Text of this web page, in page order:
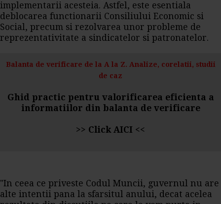
implementarii acesteia. Astfel, este esentiala
deblocarea functionarii Consiliului Economic si
Social, precum si rezolvarea unor probleme de
reprezentativitate a sindicatelor si patronatelor.
Balanta de verificare de la A la Z. Analize, corelatii, studii
de caz
Ghid practic pentru valorificarea eficienta a
informatiilor din balanta de verificare
>> Click AICI <<
"In ceea ce priveste Codul Muncii, guvernul nu are
alte intentii pana la sfarsitul anului, decat acelea